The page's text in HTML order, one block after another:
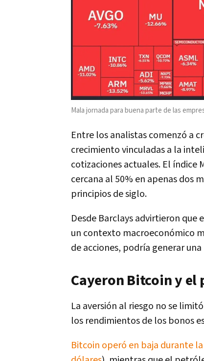
Mala jornada para buena parte de las
Entre los analistas comenzó a
crecimiento vinculadas a la
cotizaciones actuales. El índice
cercana al 50% en apenas dos
principios de siglo.
Desde Barclays advirtieron que
un contexto macroeconómico
de acciones, podría generar
Cayeron Bitcoin y el
La aversión al riesgo no se
los rendimientos de los bonos
Bitcoin operó en baja durante